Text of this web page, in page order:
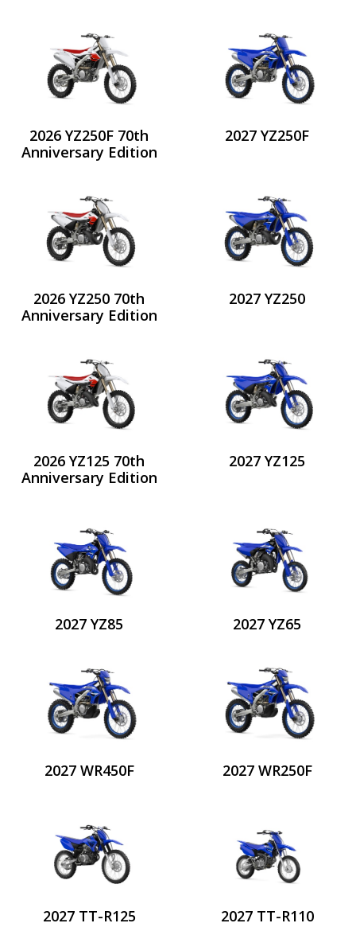
2026 YZ250F 70th
Anniversary Edition
2027 YZ250F
2026 YZ250 70th
Anniversary Edition
2027 YZ250
2026 YZ125 70th
Anniversary Edition
2027 YZ125
2027 YZ85 2027 YZ65
2027 WR450F 2027 WR250F
2027 TT-R125 2027 TT-R110